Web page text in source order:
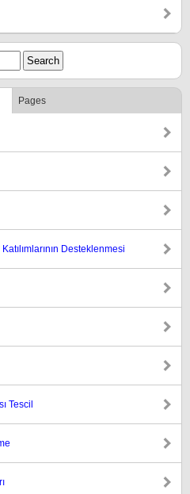
Pages
Desteklenmesi
Tescil